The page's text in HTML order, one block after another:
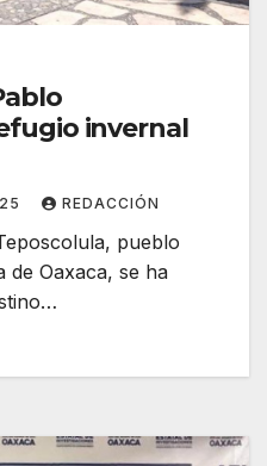
invernal
REDACCIÓN
pueblo
de Oaxaca, se ha